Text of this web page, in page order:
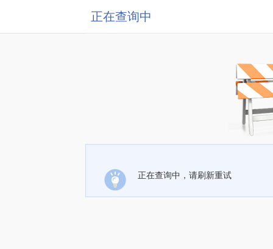
正在查询中
正在查询中，请刷新重试